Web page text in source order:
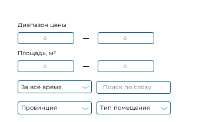
Диапазон цены
Площадь, м²
За все время
Провинция Тип помещения